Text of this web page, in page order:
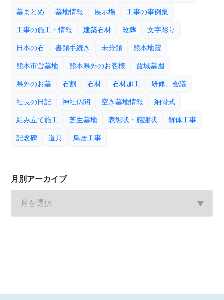
墓まとめ 墓地情報 展示場 工事の事例集
工事の施工・情報 建築石材 改葬 文字彫り
日本の石 書類手続き 未分類 熊本地震
熊本市営墓地 熊本県外のお客様 益城墓園
県外のお墓 石割 石材 石材加工 研修、会議
社長の日記 神社仏閣 空き墓地情報 納骨式
組み立て施工 芝生墓地 表彰状・感謝状 解体工事
記念碑 道具 鳥居工事
月別アーカイブ